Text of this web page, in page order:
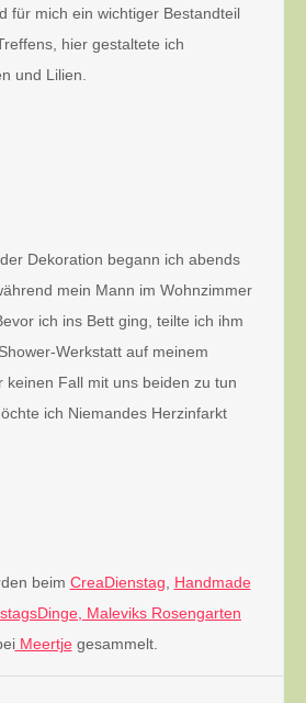
für mich ein wichtiger Bestandteil
hier gestaltete ich
und Lilien.
Dekoration begann ich abends
mein Mann im Wohnzimmer
ich ins Bett ging, teilte ich ihm
Werkstatt auf meinem
keinen Fall mit uns beiden zu tun
ich Niemandes Herzinfarkt
beim CreaDienstag
Handmade
Maleviks Rosengarten
Meertjegesammelt.